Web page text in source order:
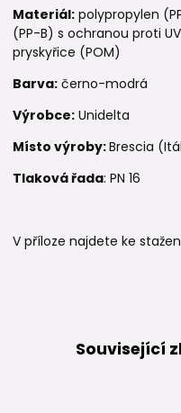
Materiál: polypropylen
(PP-B) s ochranou proti
pryskyřice (POM)
Barva: černo-modrá
Výrobce: Unidelta
Místo výroby:Brescia
Tlaková řada: PN 16
V příloze najdete ke
Související